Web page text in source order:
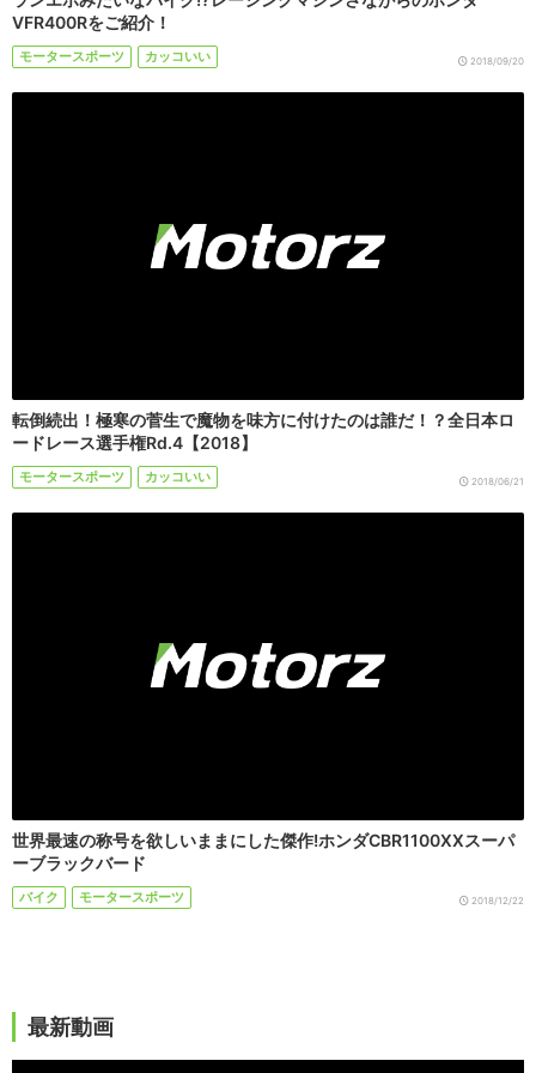
VFR400Rをご紹介！
モータースポーツ カッコいい 2018/09/20
転倒続出！極寒の菅生で魔物を味方に付けたのは誰だ！？全日本ロ
ードレース選手権Rd.4【2018】
モータースポーツ カッコいい 2018/06/21
世界最速の称号を欲しいままにした傑作!ホンダCBR1100XXスーパ
ーブラックバード
バイク モータースポーツ 2018/12/22
最新動画